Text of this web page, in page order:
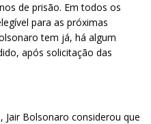
de prisão. Em todos os
para as próximas
tem já, há algum
após solicitação das
Jair Bolsonaro considerou que